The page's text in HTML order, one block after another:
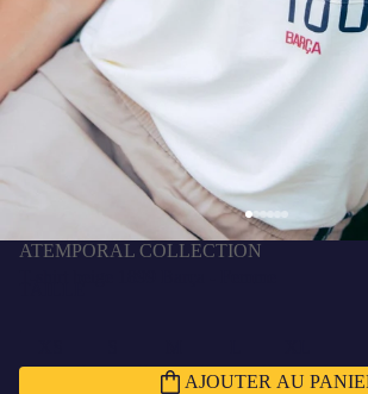
ATEMPORAL COLLECTION
AJOUTER AU